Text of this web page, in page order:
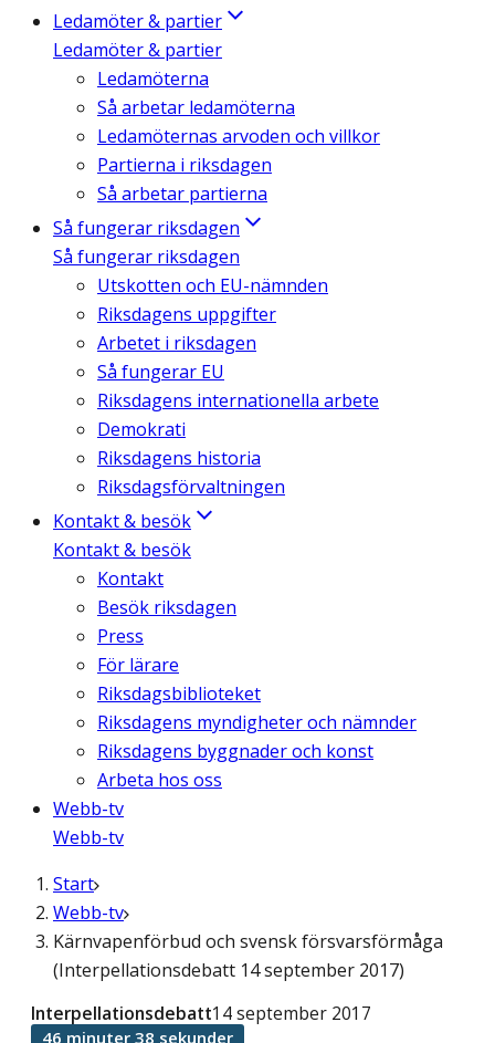
Ledamöter & partier
Ledamöter & partier
Ledamöterna
Så arbetar ledamöterna
Ledamöternas arvoden och villkor
Partierna i riksdagen
Så arbetar partierna
Så fungerar riksdagen
Så fungerar riksdagen
Utskotten och EU-nämnden
Riksdagens uppgifter
Arbetet i riksdagen
Så fungerar EU
Riksdagens internationella arbete
Demokrati
Riksdagens historia
Riksdagsförvaltningen
Kontakt & besök
Kontakt & besök
Kontakt
Besök riksdagen
Press
För lärare
Riksdagsbiblioteket
Riksdagens myndigheter och nämnder
Riksdagens byggnader och konst
Arbeta hos oss
Webb-tv
Webb-tv
Start
Webb-tv
Kärnvapenförbud och svensk försvarsförmåga
(Interpellationsdebatt 14 september 2017)
Interpellationsdebatt14 september 2017
46 minuter 38 sekunder